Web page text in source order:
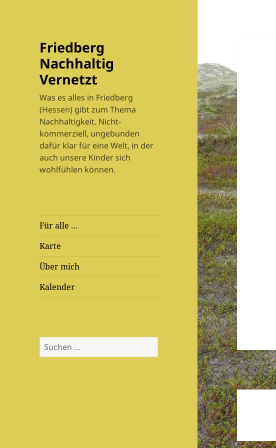
Friedberg
Nachhaltig
Vernetzt
Was es alles in Friedberg
(Hessen) gibt zum Thema
Nachhaltigkeit. Nicht-
kommerziell, ungebunden
dafür klar für eine Welt, in der
auch unsere Kinder sich
wohlfühlen können.
Für alle …
Karte
Über mich
Kalender
Suchen
nach: